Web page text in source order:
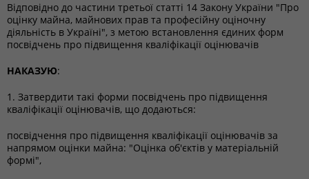
Відповідно до частини третьої статті 14 Закону України "Про
оцінку майна, майнових прав та професійну оціночну
діяльність в Україні", з метою встановлення єдиних форм
посвідчень про підвищення кваліфікації оцінювачів
НАКАЗУЮ:
1. Затвердити такі форми посвідчень про підвищення
кваліфікації оцінювачів, що додаються:
посвідчення про підвищення кваліфікації оцінювачів за
напрямом оцінки майна: "Оцінка об'єктів у матеріальній
формі",